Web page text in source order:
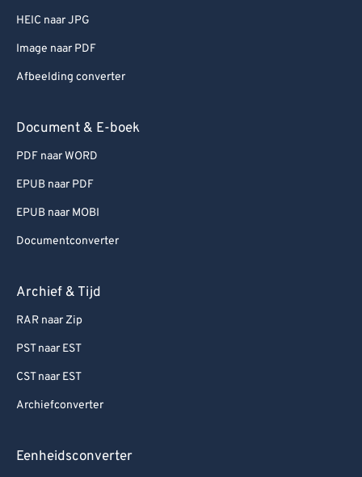
HEIC naar JPG
Image naar PDF
Afbeelding converter
Document & E-boek
PDF naar WORD
EPUB naar PDF
EPUB naar MOBI
Documentconverter
Archief & Tijd
RAR naar Zip
PST naar EST
CST naar EST
Archiefconverter
Eenheidsconverter